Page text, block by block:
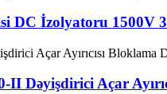
DC İzolyatoru 1500V
Dəyişdirici Açar